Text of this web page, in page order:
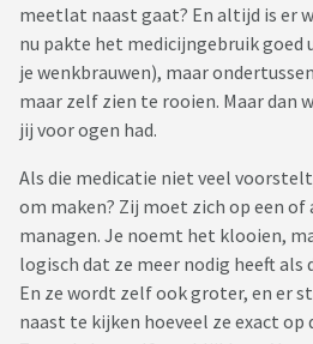
meetlat naast gaat? En altijd is er
nu pakte het medicijngebruik goed
je wenkbrauwen), maar
maar zelf zien te rooien. Maar dan
jij voor ogen had.
Als die medicatie niet veel
om maken? Zij moet zich op een of
managen. Je noemt het klooien,
logisch dat ze meer nodig heeft als
En ze wordt zelf ook groter, en er
naast te kijken hoeveel ze exact